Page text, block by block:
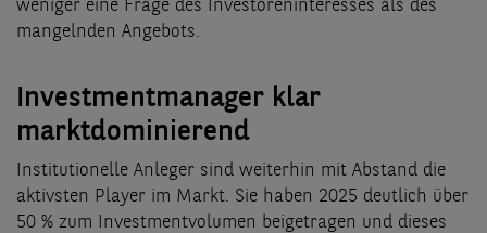
weniger eine Frage des Investoreninteresses als des
mangelnden Angebots.
Investmentmanager klar
marktdominierend
Institutionelle Anleger sind weiterhin mit Abstand die
aktivsten Player im Markt. Sie haben 2025 deutlich über
50 % zum Investmentvolumen beigetragen und dieses